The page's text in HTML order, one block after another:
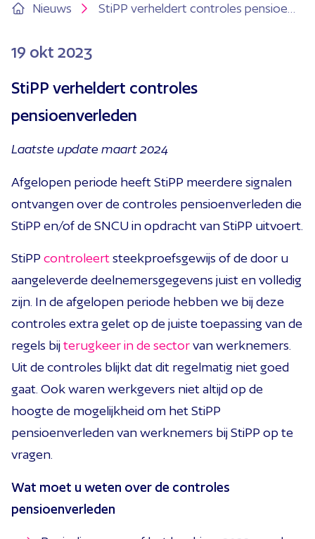
Nieuws StiPP verheldert controles pensioenverleden
19 okt 2023
StiPP verheldert controles
pensioenverleden
Laatste update maart 2024
Afgelopen periode heeft StiPP meerdere signalen
ontvangen over de controles pensioenverleden die
StiPP en/of de SNCU in opdracht van StiPP uitvoert.
StiPP controleertsteekproefsgewijs of de door u
aangeleverde deelnemersgegevens juist en volledig
zijn. In de afgelopen periode hebben we bij deze
controles extra gelet op de juiste toepassing van de
regels bijterugkeer in de sectorvan werknemers.
Uit de controles blijkt dat dit regelmatig niet goed
gaat. Ook waren werkgevers niet altijd op de
hoogte de mogelijkheid om het StiPP
pensioenverleden van werknemers bij StiPP op te
vragen.
Wat moet u weten over de controles
pensioenverleden